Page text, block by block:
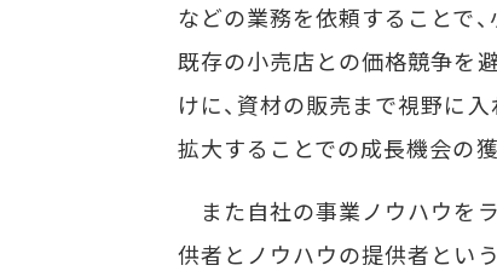
などの業務を依頼することで
既存の小売店との価格競争を
けに、資材の販売まで視野に入
拡大することでの成長機会の獲
また自社の事業ノウハウを
供者とノウハウの提供者とい